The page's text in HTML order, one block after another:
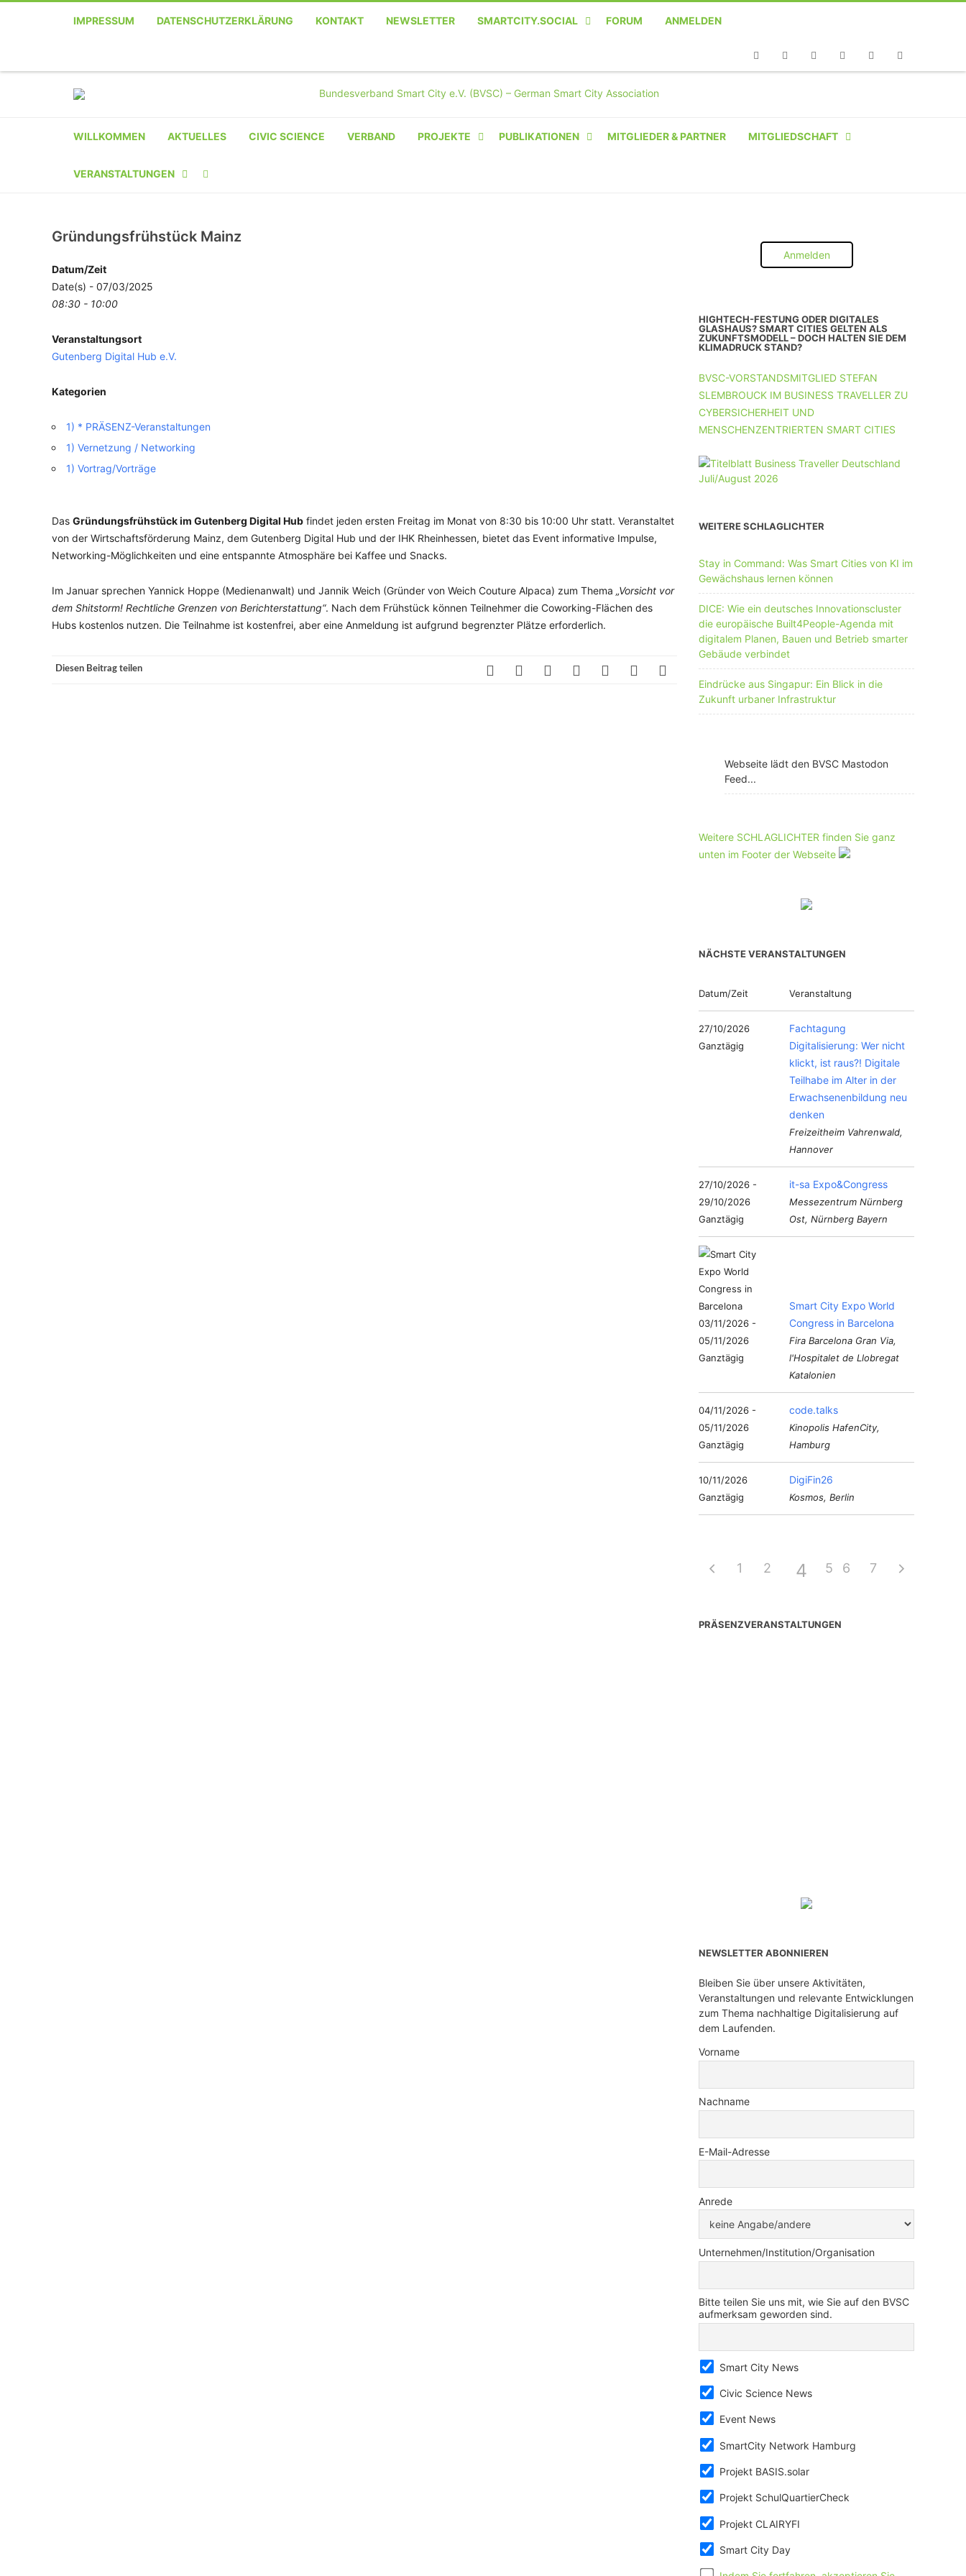
IMPRESSUM DATENSCHUTZERKLÄRUNG KONTAKT NEWSLETTER SMARTCITY.SOCIAL FORUM ANMELDEN
WILLKOMMEN AKTUELLES CIVIC SCIENCE VERBAND PROJEKTE PUBLIKATIONEN MITGLIEDER & PARTNER MITGLIEDSCHAFT
INSTITUTION
UNTERNEHMEN MIT 11-50 MA
VERANSTALTUNGEN
VERANSTALTER-
REGISTRIERUNG
VERANSTALTUNG
VERANSTALTUNGSORTE
Gründungsfrühstück Mainz
Datum/Zeit
Date(s) - 07/03/2025
08:30 - 10:00
Veranstaltungsort
Gutenberg Digital Hub e.V.
Kategorien
1) * PRÄSENZ-Veranstaltungen
1) Vernetzung / Networking
1) Vortrag/Vorträge
Das Gründungsfrühstück im Gutenberg Digital Hub findet jeden ersten Freitag im Monat von 8:30 bis 10:00 Uhr statt. Veranstaltet
von der Wirtschaftsförderung Mainz, dem Gutenberg Digital Hub und der IHK Rheinhessen, bietet das Event informative Impulse,
Networking-Möglichkeiten und eine entspannte Atmosphäre bei Kaffee und Snacks.
Im Januar sprechen Yannick Hoppe (Medienanwalt) und Jannik Weich (Gründer von Weich Couture Alpaca) zum Thema „Vorsicht vor
dem Shitstorm! Rechtliche Grenzen von Berichterstattung“. Nach dem Frühstück können Teilnehmer die Coworking-Flächen des
Hubs kostenlos nutzen. Die Teilnahme ist kostenfrei, aber eine Anmeldung ist aufgrund begrenzter Plätze erforderlich.
Diesen Beitrag teilen
Anmelden
HIGHTECH-FESTUNG ODER DIGITALES
GLASHAUS? SMART CITIES GELTEN ALS
ZUKUNFTSMODELL – DOCH HALTEN SIE DEM
KLIMADRUCK STAND?
BVSC-VORSTANDSMITGLIED STEFAN
SLEMBROUCK IM BUSINESS TRAVELLER ZU
CYBERSICHERHEIT UND
MENSCHENZENTRIERTEN SMART CITIES
WEITERE SCHLAGLICHTER
Stay in Command: Was Smart Cities von KI im
Gewächshaus lernen können
DICE: Wie ein deutsches Innovationscluster
die europäische Built4People-Agenda mit
digitalem Planen, Bauen und Betrieb smarter
Gebäude verbindet
Eindrücke aus Singapur: Ein Blick in die
Zukunft urbaner Infrastruktur
Webseite lädt den BVSC Mastodon
Feed...
Weitere SCHLAGLICHTER finden Sie ganz
unten im Footer der Webseite
NÄCHSTE VERANSTALTUNGEN
Datum/Zeit Veranstaltung
27/10/2026
Ganztägig
Fachtagung
Digitalisierung: Wer nicht
klickt, ist raus?! Digitale
Teilhabe im Alter in der
Erwachsenenbildung neu
denken
Freizeitheim Vahrenwald,
Hannover
27/10/2026 -
29/10/2026
Ganztägig
it-sa Expo&Congress
Messezentrum Nürnberg
Ost, Nürnberg Bayern
03/11/2026 -
05/11/2026
Ganztägig
Smart City Expo World
Congress in Barcelona
Fira Barcelona Gran Via,
l'Hospitalet de Llobregat
Katalonien
04/11/2026 -
05/11/2026
Ganztägig
code.talks
Kinopolis HafenCity,
Hamburg
10/11/2026
Ganztägig
DigiFin26
Kosmos, Berlin
1 2 34 5 6 7
PRÄSENZVERANSTALTUNGEN
NEWSLETTER ABONNIEREN
Bleiben Sie über unsere Aktivitäten,
Veranstaltungen und relevante Entwicklungen
zum Thema nachhaltige Digitalisierung auf
dem Laufenden.
Vorname
Nachname
E-Mail-Adresse
Anrede
Unternehmen/Institution/Organisation
Bitte teilen Sie uns mit, wie Sie auf den BVSC
aufmerksam geworden sind.
Smart City News
Civic Science News
Event News
SmartCity Network Hamburg
Projekt BASIS.solar
Projekt SchulQuartierCheck
Projekt CLAIRYFI
Smart City Day